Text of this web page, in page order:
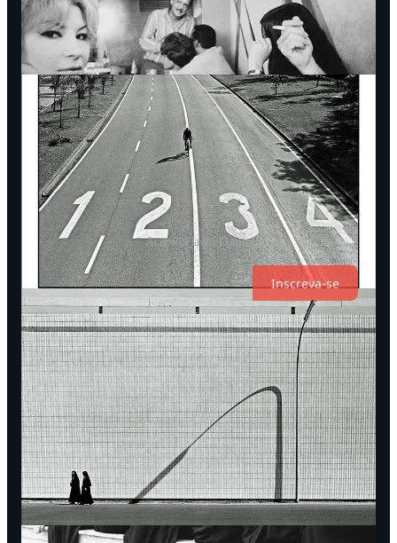
Acervo Flavio Damm
Inscreva-se
O Ataque Visual: OPunctum
OPunctum, dizia Barthes, é aquele detalhe que sai da cena
para “ferir” o espectador. É o acaso, o acidente, a ironia, o
detalhe que não deveria estar ali, mas que, por estar, muda
tudo.
Flávio Damm: O Punctum da Ironia:Damm não era apenas
um “bressoniano” brasileiro; ele tinha um humor que faltava a
muitos de seus contemporâneos. Ele buscava oPunctumna
ironia, o considero mais próximo de Elliott Erwitt do que do
mestre francês, aliás, vale a leitura desse texto: